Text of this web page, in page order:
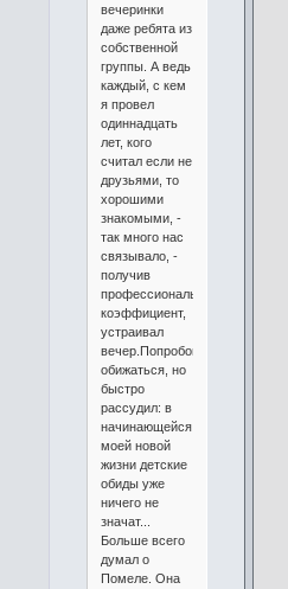
вечеринки
даже ребята из
собственной
группы. А ведь
каждый, с кем
я провел
одиннадцать
лет, кого
считал если не
друзьями, то
хорошими
знакомыми, -
так много нас
связывало, -
получив
профессиональный
коэффициент,
устраивал
вечер.Попробовал
обижаться, но
быстро
рассудил: в
начинающейся
моей новой
жизни детские
обиды уже
ничего не
значат...
Больше всего
думал о
Помеле. Она